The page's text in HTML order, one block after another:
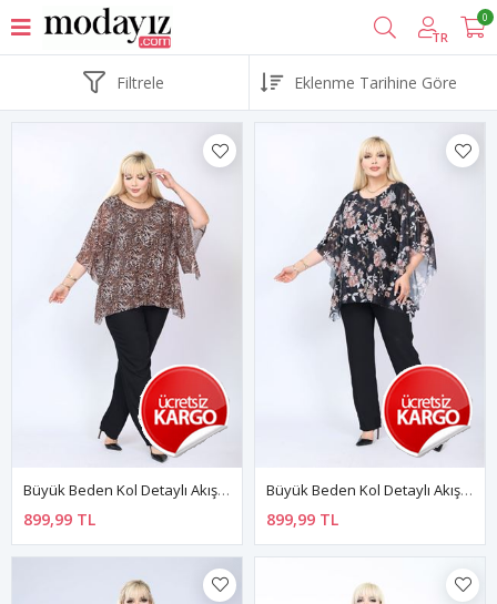
TR
0
Filtrele
Büyük Beden Kol Detaylı Akışkan Bluz 31B-2786
899,99 TL
Büyük Beden Kol Detaylı Akışkan Bluz 46C-2785
899,99 TL